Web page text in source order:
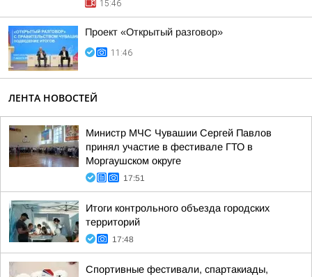
15:46
Проект «Открытый разговор»
11:46
ЛЕНТА НОВОСТЕЙ
Министр МЧС Чувашии Сергей Павлов
принял участие в фестивале ГТО в
Моргаушском округе
17:51
Итоги контрольного объезда городских
территорий
17:48
Спортивные фестивали, спартакиады,